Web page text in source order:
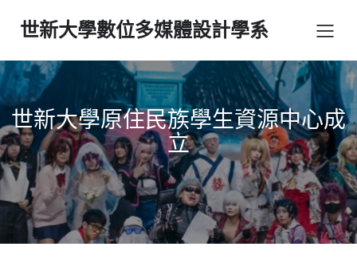
世新大學數位多媒體設計學系
世新大學原住民族學生資源中心成
立